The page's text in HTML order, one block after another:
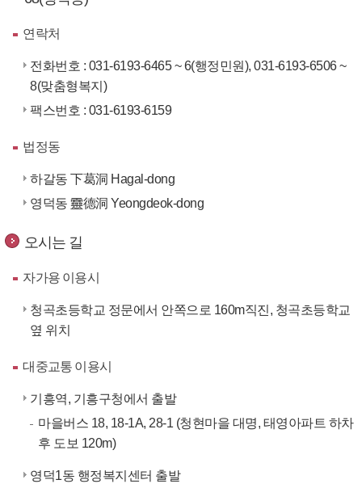
연락처
전화번호 : 031-6193-6465 ~ 6(행정민원), 031-6193-6506 ~
8(맞춤형복지)
팩스번호 : 031-6193-6159
법정동
하갈동 下葛洞 Hagal-dong
영덕동 靈德洞 Yeongdeok-dong
오시는 길
자가용 이용시
청곡초등학교 정문에서 안쪽으로 160m직진, 청곡초등학교
옆 위치
대중교통 이용시
기흥역, 기흥구청에서 출발
마을버스 18, 18-1A, 28-1 (청현마을 대명, 태영아파트 하차
후 도보 120m)
영덕1동 행정복지센터 출발